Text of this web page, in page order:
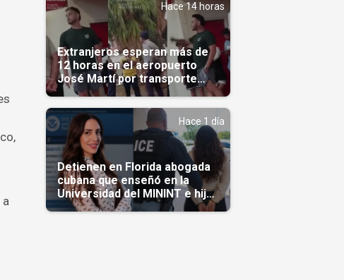
Hace 14 horas
Extranjeros esperan más de
12 horas en el aeropuerto
José Martí por transporte
reservado semanas
antes(Video)
Hace 1 día
Detienen en Florida abogada
cubana que enseñó en la
Universidad del MININT e hija
de diplomático cubano